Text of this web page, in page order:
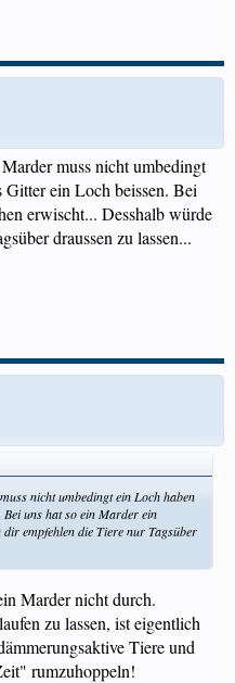
muss nicht umbedingt
ein Loch beissen. Bei
erwischt... Desshalb würde
draussen zu lassen...
nicht umbedingt ein Loch haben
uns hat so ein Marder ein
empfehlen die Tiere nur Tagsüber
Marder nicht durch.
zu lassen, ist eigentlich
Tiere und
rumzuhoppeln!